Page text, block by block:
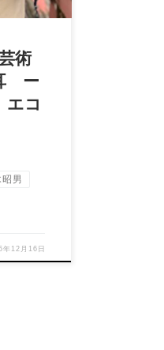
術
ー
エコ
男
年12月16日